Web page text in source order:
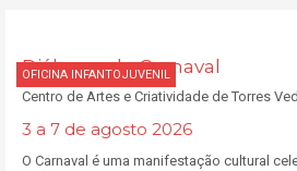
OFICINA INFANTOJUVENIL
Diálogos de Carnaval
Centro de Artes e Criatividade de Torres
3 a 7 de agosto 2026
O Carnaval é uma manifestação cultural